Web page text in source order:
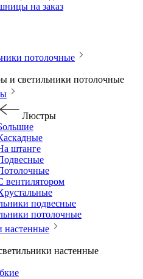
на заказ
потолочные
и светильники потолочные
Люстры
штанге
вентилятором
подвесные
потолочные
настенные
настенные